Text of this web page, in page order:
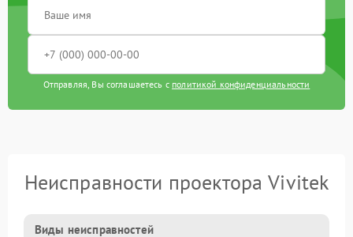
Отправляя, Вы соглашаетесь с политикой конфиденциальности
Неисправности проектора Vivitek
Виды неисправностей